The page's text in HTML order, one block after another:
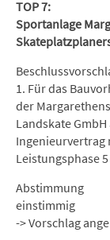
TOP 7:
Sportanlage
1. Für das
der
Landskate
Ingenieurvertrag
Leistungsphase
Abstimmung
einstimmig
-> Vorschlag